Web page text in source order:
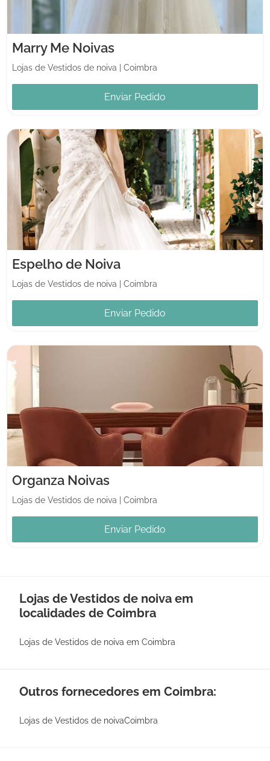
Marry Me Noivas
Lojas de Vestidos de noiva Coimbra
Enviar Pedido
Espelho de Noiva
Lojas de Vestidos de noiva Coimbra
Enviar Pedido
Organza Noivas
Lojas de Vestidos de noiva Coimbra
Enviar Pedido
Lojas de Vestidos de noiva em
localidades de Coimbra
Lojas de Vestidos de noiva em Coimbra
Outros fornecedores em Coimbra:
Lojas de Vestidos de noivaCoimbra